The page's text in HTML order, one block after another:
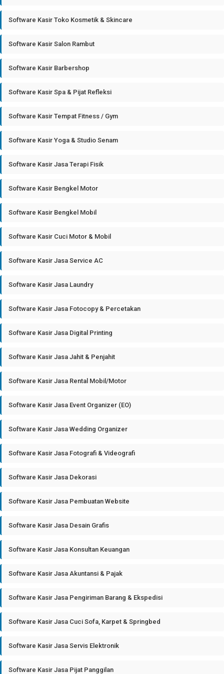
Software Kasir Toko Kosmetik & Skincare
Software Kasir Salon Rambut
Software Kasir Barbershop
Software Kasir Spa & Pijat Refleksi
Software Kasir Tempat Fitness / Gym
Software Kasir Yoga & Studio Senam
Software Kasir Jasa Terapi Fisik
Software Kasir Bengkel Motor
Software Kasir Bengkel Mobil
Software Kasir Cuci Motor & Mobil
Software Kasir Jasa Service AC
Software Kasir Jasa Laundry
Software Kasir Jasa Fotocopy & Percetakan
Software Kasir Jasa Digital Printing
Software Kasir Jasa Jahit & Penjahit
Software Kasir Jasa Rental Mobil/Motor
Software Kasir Jasa Event Organizer (EO)
Software Kasir Jasa Wedding Organizer
Software Kasir Jasa Fotografi & Videografi
Software Kasir Jasa Dekorasi
Software Kasir Jasa Pembuatan Website
Software Kasir Jasa Desain Grafis
Software Kasir Jasa Konsultan Keuangan
Software Kasir Jasa Akuntansi & Pajak
Software Kasir Jasa Pengiriman Barang & Ekspedisi
Software Kasir Jasa Cuci Sofa, Karpet & Springbed
Software Kasir Jasa Servis Elektronik
Software Kasir Jasa Pijat Panggilan